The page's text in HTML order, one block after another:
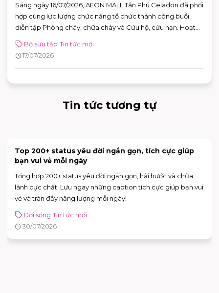
Sáng ngày 16/07/2026, AEON MALL Tân Phú Celadon đã phối
hợp cùng lực lượng chức năng tổ chức thành công buổi
diễn tập Phòng cháy, chữa cháy và Cứu hộ, cứu nạn. Hoạt
huống khẩn cấp, khẳng định cam kết xây dựng môi trường
mua sắm, vui chơi và giải trí an toàn cho mọi khách hàng.
Bộ sưu tập Tin tức mới
17/07/2026
Tin tức tương tự
[NÂNG CẤP CỬA HÀNG] INOCHI FLAGSHIP STORE
CHÍNH THỨC MỞ BÁN
Trải nghiệm không gian mới hiện đại và nhiều nâng với deal
hot lên đến 50% tại INOCHI
Tin tức mới
31/07/2026